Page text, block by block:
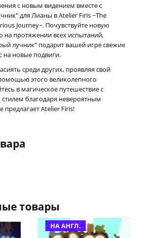
с новым видением вместе с
для Лианы в Atelier Firis ~The
Journey~. Почувствуйте новую
протяжении всех испытаний,
лучник" подарит вашей игре свежие
на новые подвиги.
среди других, проявляя свой
этого великолепного
в магическое путешествие с
благодаря невероятным
Atelier Firis!
товары
НА АНГЛ.